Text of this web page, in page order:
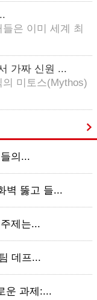
은 이미 세계 최
가짜 신원 ...
미토스(Mythos)
의...
벽 뚫고 들...
제는...
데프...
운 과제:...